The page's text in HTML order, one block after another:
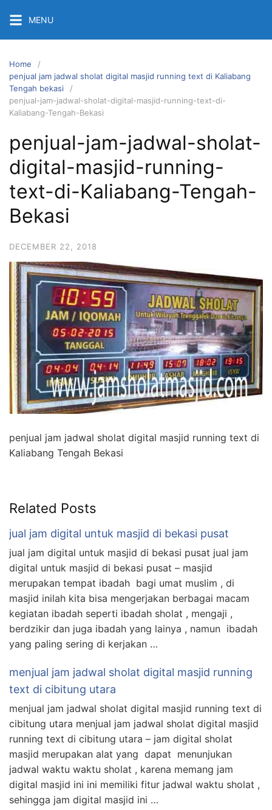
content
MENU
Home
penjual jam jadwal sholat digital masjid running text di Kaliabang
Tengah bekasi
penjual-jam-jadwal-sholat-digital-masjid-running-text-di-
Kaliabang-Tengah-Bekasi
penjual-jam-jadwal-sholat-
digital-masjid-running-
text-di-Kaliabang-Tengah-
Bekasi
DECEMBER 22, 2018
penjual jam jadwal sholat digital masjid running text di
Kaliabang Tengah Bekasi
Related Posts
jual jam digital untuk masjid di bekasi pusat
jual jam digital untuk masjid di bekasi pusat jual jam
digital untuk masjid di bekasi pusat – masjid
merupakan tempat ibadah bagi umat muslim , di
masjid inilah kita bisa mengerjakan berbagai macam
kegiatan ibadah seperti ibadah sholat , mengaji ,
berdzikir dan juga ibadah yang lainya , namun ibadah
yang paling sering di kerjakan …
menjual jam jadwal sholat digital masjid running
text di cibitung utara
menjual jam jadwal sholat digital masjid running text di
cibitung utara menjual jam jadwal sholat digital masjid
running text di cibitung utara – jam digital sholat
masjid merupakan alat yang dapat menunjukan
jadwal waktu waktu sholat , karena memang jam
digital masjid ini ini memiliki fitur jadwal waktu sholat ,
sehingga jam digital masjid ini …